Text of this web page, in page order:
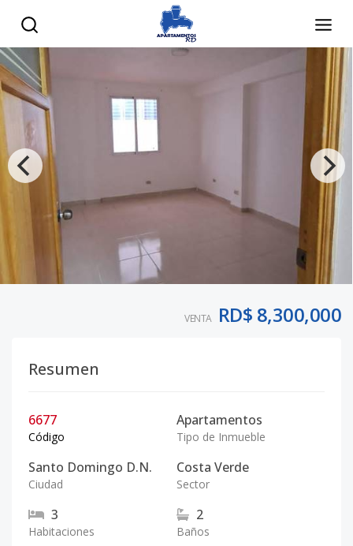
VENTA RD$ 8,300,000
Resumen
6677
Código
Apartamentos
Tipo de Inmueble
Santo Domingo D.N.
Ciudad
Costa Verde
Sector
3
Habitaciones
2
Baños